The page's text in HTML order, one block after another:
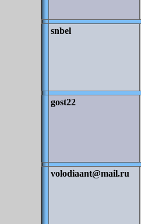
snbel
gost22
volodiaant@mail.ru